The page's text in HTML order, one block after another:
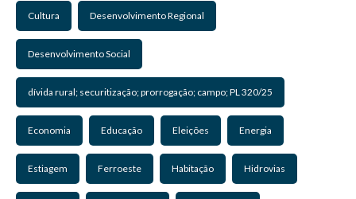
Cultura Desenvolvimento Regional
Desenvolvimento Social
dívida rural; securitização; prorrogação; campo; PL 320/25
Economia Educação Eleições Energia
Estiagem Ferroeste Habitação Hidrovias